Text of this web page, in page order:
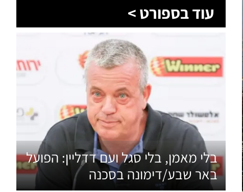
עוד בספורט >
בלי מאמן, בלי סגל ועם דדליין: הפועל
באר שבע/דימונה בסכנה